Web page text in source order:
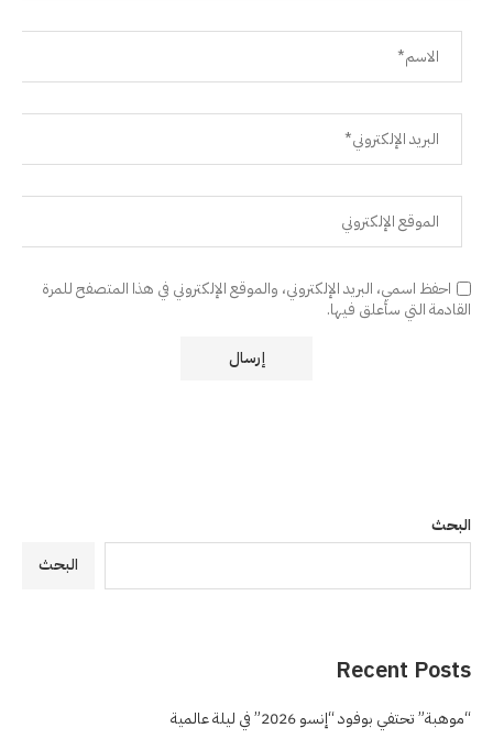
احفظ اسمي، البريد الإلكتروني، والموقع الإلكتروني في هذا المتصفح للمرة
القادمة التي سأعلق فيها.
البحث
البحث
Recent Posts
“موهبة” تحتفي بوفود “إنسو 2026” في ليلة عالمية